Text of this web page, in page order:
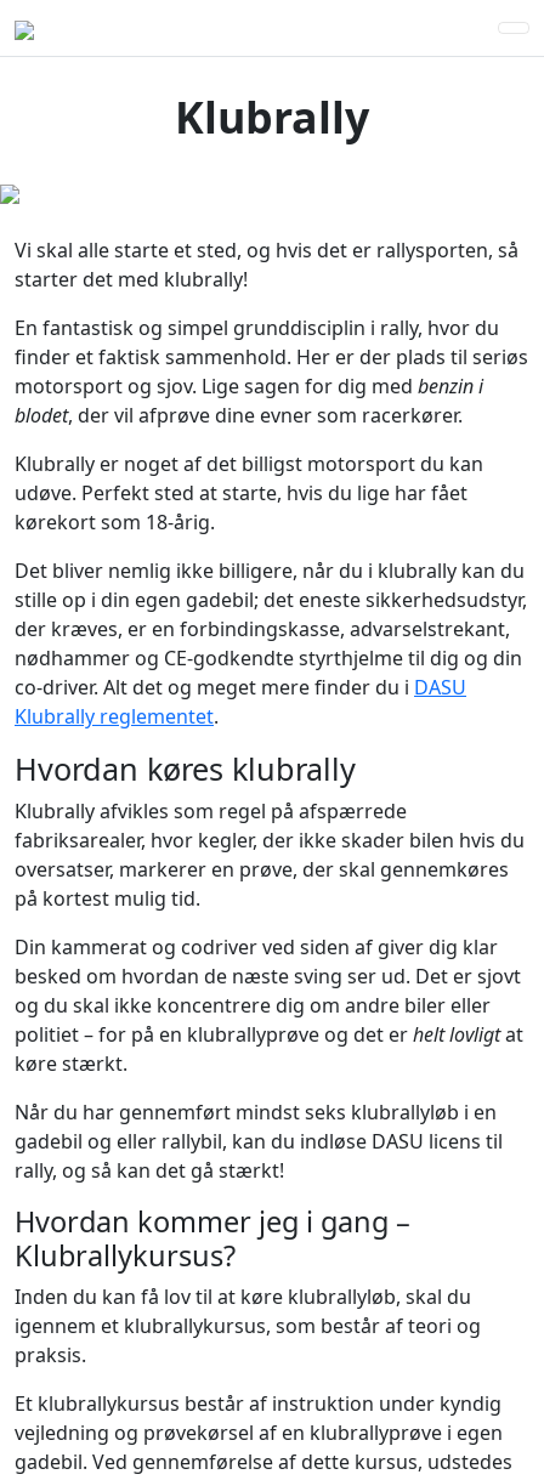
Klubrally
Vi skal alle starte et sted, og hvis det er rallysporten, så
starter det med klubrally!
En fantastisk og simpel grunddisciplin i rally, hvor du
finder et faktisk sammenhold. Her er der plads til seriøs
motorsport og sjov. Lige sagen for dig med benzin i
blodet, der vil afprøve dine evner som racerkører.
Klubrally er noget af det billigst motorsport du kan
udøve. Perfekt sted at starte, hvis du lige har fået
kørekort som 18-årig.
Det bliver nemlig ikke billigere, når du i klubrally kan du
stille op i din egen gadebil; det eneste sikkerhedsudstyr,
der kræves, er en forbindingskasse, advarselstrekant,
nødhammer og CE-godkendte styrthjelme til dig og din
co-driver. Alt det og meget mere finder du i DASU
Klubrally reglementet.
Hvordan køres klubrally
Klubrally afvikles som regel på afspærrede
fabriksarealer, hvor kegler, der ikke skader bilen hvis du
oversatser, markerer en prøve, der skal gennemkøres
på kortest mulig tid.
Din kammerat og codriver ved siden af giver dig klar
besked om hvordan de næste sving ser ud. Det er sjovt
og du skal ikke koncentrere dig om andre biler eller
politiet – for på en klubrallyprøve og det erhelt lovligtat
køre stærkt.
Når du har gennemført mindst seks klubrallyløb i en
gadebil og eller rallybil, kan du indløse DASU licens til
rally, og så kan det gå stærkt!
Hvordan kommer jeg i gang –
Klubrallykursus?
Inden du kan få lov til at køre klubrallyløb, skal du
igennem et klubrallykursus, som består af teori og
praksis.
Et klubrallykursus består af instruktion under kyndig
vejledning og prøvekørsel af en klubrallyprøve i egen
gadebil. Ved gennemførelse af dette kursus, udstedes